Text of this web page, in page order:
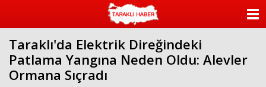
Taraklı'da Elektrik Direğindeki
Patlama Yangına Neden Oldu: Alevler
Ormana Sıçradı
KATEGORİLER